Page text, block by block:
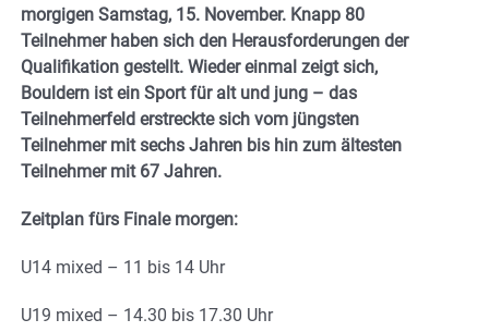
morgigen Samstag, 15. November. Knapp 80
Teilnehmer haben sich den Herausforderungen der
Qualifikation gestellt. Wieder einmal zeigt sich,
Bouldern ist ein Sport für alt und jung – das
Teilnehmerfeld erstreckte sich vom jüngsten
Teilnehmer mit sechs Jahren bis hin zum ältesten
Teilnehmer mit 67 Jahren.
Zeitplan fürs Finale morgen:
U14 mixed – 11 bis 14 Uhr
U19 mixed – 14.30 bis 17.30 Uhr